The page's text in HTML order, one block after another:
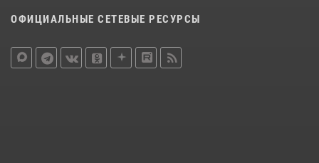
ОФИЦИАЛЬНЫЕ СЕТЕВЫЕ РЕСУРСЫ